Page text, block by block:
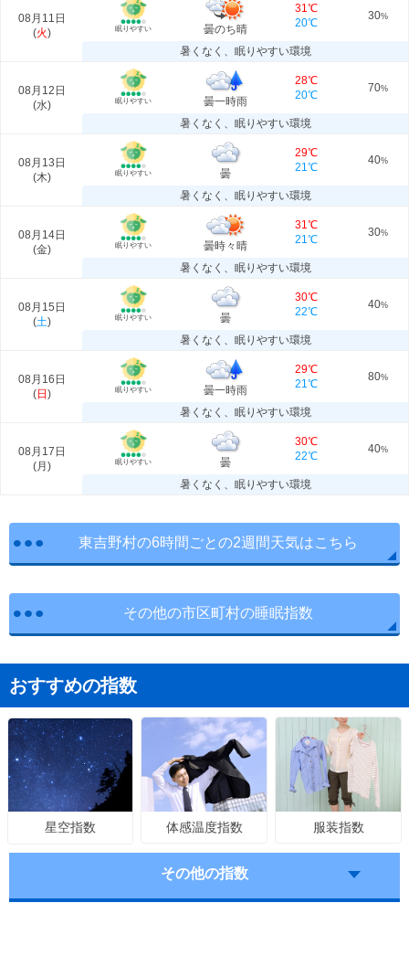
08月11日
(火) 眠りやすい 曇のち晴
31℃
20℃
30%
暑くなく、眠りやすい環境
08月12日
(水) 眠りやすい 曇一時雨
28℃
20℃
70%
暑くなく、眠りやすい環境
08月13日
(木) 眠りやすい 曇
29℃
21℃
40%
暑くなく、眠りやすい環境
08月14日
(金) 眠りやすい 曇時々晴
31℃
21℃
30%
暑くなく、眠りやすい環境
08月15日
(土) 眠りやすい 曇
30℃
22℃
40%
暑くなく、眠りやすい環境
08月16日
(日 ) 眠りやすい 曇一時雨
29℃
21℃
80%
暑くなく、眠りやすい環境
08月17日
(月 ) 眠りやすい 曇
30℃
22℃
40%
暑くなく、眠りやすい環境
東吉野村の6時間ごとの2週間天気はこちら
その他の市区町村の睡眠指数
おすすめの指数
星空指数 体感温度指数 服装指数
その他の指数